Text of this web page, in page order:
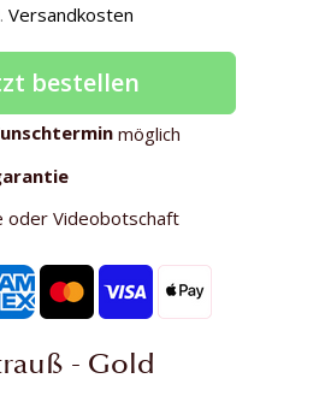
Versandkosten
bestellen
möglich
oder Videobotschaft
- Gold